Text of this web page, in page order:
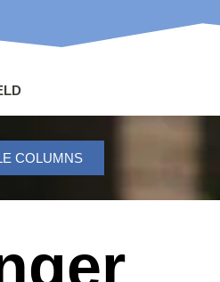
COLUMNS